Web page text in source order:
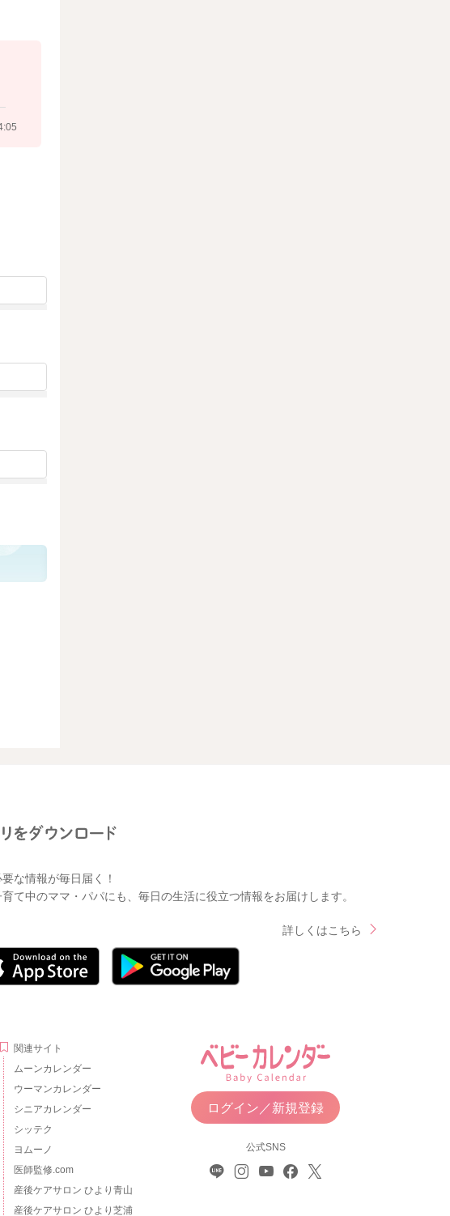
な情報が毎日届く！
て中のママ・パパにも、毎日の生活に役立つ情報をお届けします。
詳しくはこちら
関連サイト
ムーンカレンダー
ウーマンカレンダー
シニアカレンダー
シッテク
ヨムーノ
医師監修.com
産後ケアサロン ひより青山
産後ケアサロン ひより芝浦
ログイン／新規登録
公式SNS